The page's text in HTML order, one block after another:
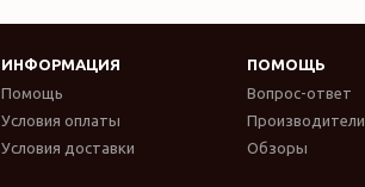
ИНФОРМАЦИЯ
ПОМОЩЬ
Помощь
Условия оплаты
Условия доставки
Вопрос-ответ
Производители
Обзоры